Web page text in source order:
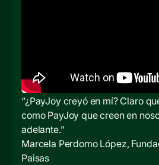
“¿PayJoy creyó en mí? Claro
como PayJoy que creen en
adelante.”
Marcela Perdomo López,
Paisas